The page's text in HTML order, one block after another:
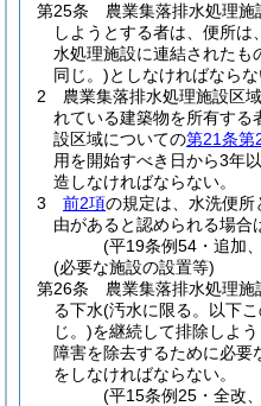
第25条
農業集落排水処理
しようとする者は、便所は
水処理施設に連結されたも
同じ。)としなければならな
2
農業集落排水処理施設区
れている建築物を所有する
設区域についての第21条第
用を開始すべき日から3年
造しなければならない。
3
前2項の規定は、水洗便所
由があると認められる場合
(平19条例54・追加
(必要な施設の設置等)
第26条
農業集落排水処理施
る下水(汚水に限る。以下
じ。)を継続して排除しよ
障害を除去するために必要
をしなければならない。
(平15条例25・全改